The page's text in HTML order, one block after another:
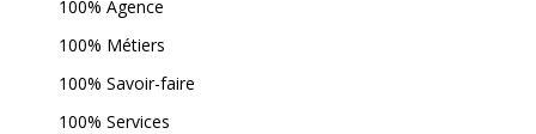
100% Agence
100% Métiers
100% Savoir-faire
100% Services